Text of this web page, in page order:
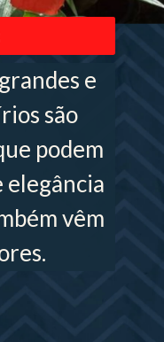
e
são
podem
elegância
vêm